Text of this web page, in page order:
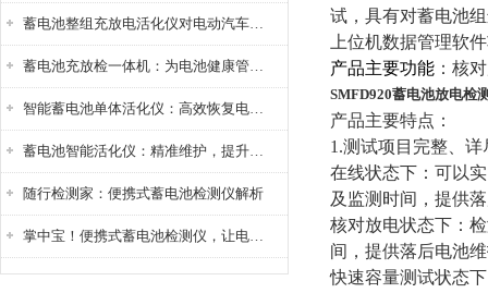
蓄电池整组充放电活化仪对电动汽车电池有帮助吗？
蓄电池充放检一体机：为电池健康管理提供一站式解决方案
智能蓄电池单体活化仪：高效恢复电池性能，延长蓄电池使用寿命
蓄电池智能活化仪：精准维护，提升电池健康状态
随行检测家：便携式蓄电池检测仪解析
掌中宝！便携式蓄电池检测仪，让电池检测变得简单又快捷！
试，具有对蓄电池
上位机数据管理软
产品主要功能 ：核
SMFD920蓄电池放电检
产品主要特点：
1.测试项目完整、详
在线状态下：可以
及监测时间，提供
核对放电状态下：
间，提供落后电池
快速容量测试状态